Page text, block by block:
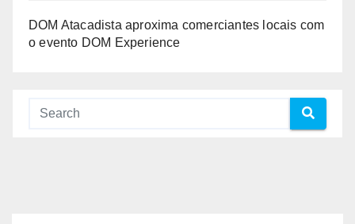
DOM Atacadista aproxima comerciantes locais com
o evento DOM Experience